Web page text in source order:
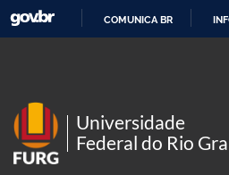
COMUNICA BR
Universidade
Federal do Rio